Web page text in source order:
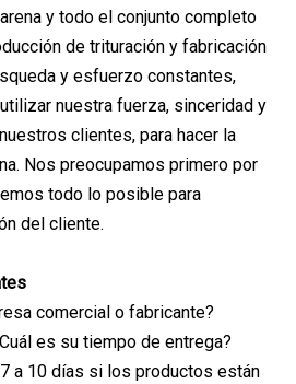
y todo el conjunto completo
de trituración y fabricación
y esfuerzo constantes,
nuestra fuerza, sinceridad y
clientes, para hacer la
Nos preocupamos primero por
todo lo posible para
del cliente.
comercial o fabricante?
es su tiempo de entrega?
a 10 días si los productos están